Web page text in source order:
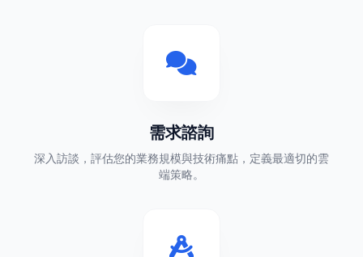
需求諮詢
深入訪談，評估您的業務規模與技術痛點，定義最適切的雲
端策略。